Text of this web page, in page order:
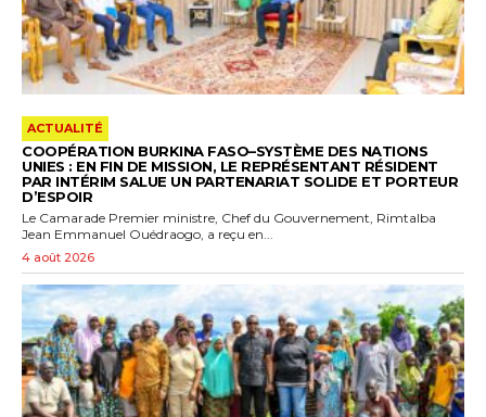
ACTUALITÉ
COOPÉRATION BURKINA FASO–SYSTÈME DES NATIONS
UNIES : EN FIN DE MISSION, LE REPRÉSENTANT RÉSIDENT
PAR INTÉRIM SALUE UN PARTENARIAT SOLIDE ET PORTEUR
D’ESPOIR
Le Camarade Premier ministre, Chef du Gouvernement, Rimtalba
Jean Emmanuel Ouédraogo, a reçu en...
4 août 2026